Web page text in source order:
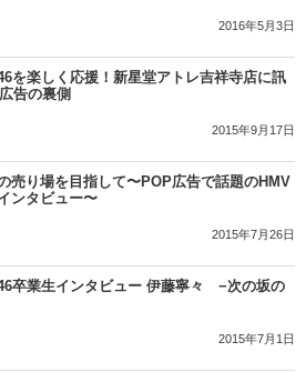
2016年5月3日
を楽しく応援！新星堂アトレ吉祥寺店に訊
告の裏側
2015年9月17日
売り場を目指して〜POP広告で話題のHMV
ンタビュー〜
2015年7月26日
卒業生インタビュー 伊藤寧々 −次の坂の
2015年7月1日